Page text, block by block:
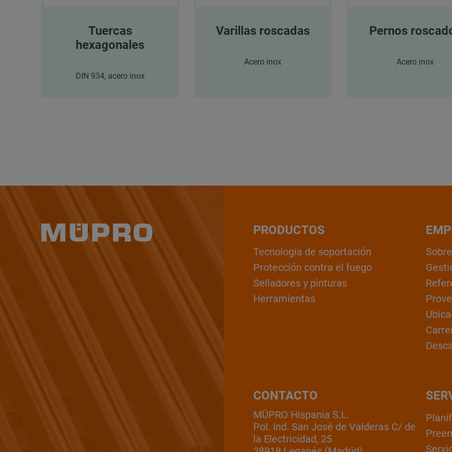
Tuercas
hexagonales
DIN 934, acero inox
Varillas roscadas
Acero inox
Pernos
Acero inox
PRODUCTOS
Tecnología de soportación
Protección contra el fuego
Selladores y pinturas
Herramientas
CONTACTO
MÜPRO Hispania S.L.
Pol. Ind. San José de Valderas C/ de
la Electricidad, 25